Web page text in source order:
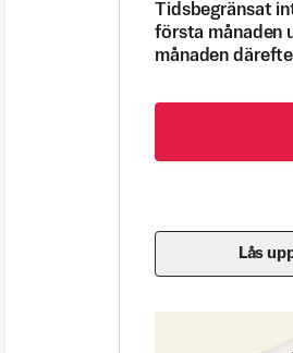
Tidsbegränsat
första månaden
månaden
Lås